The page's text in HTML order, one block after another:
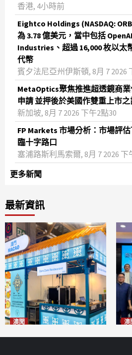
香港, 4小時前
Eightco Holdings (NASDAQ:
為 3.78 億美元，當中包括
Industries、超過 16,000 枚以太
代幣
賓夕法尼亞州伊斯頓, 8月 7 2026
MetaOptics聚焦推進超透鏡商
申請 並押後於美國作雙重上市之
新加坡, 8月 7 2026 下午2點30
FP Markets 市場分析：市場評
臨十字路口
塞浦路斯利馬索爾, 8月 7 2026 下
更多新聞
最新資訊
澳聞 澳